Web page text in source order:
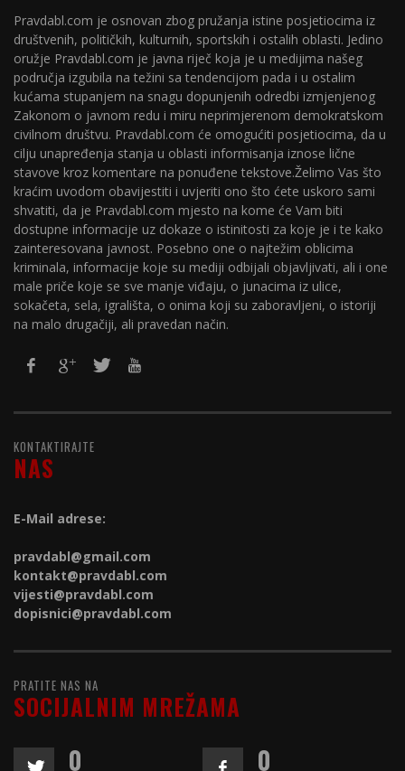
Pravdabl.com je osnovan zbog pružanja istine posjetiocima iz
društvenih, političkih, kulturnih, sportskih i ostalih oblasti. Jedino
oružje Pravdabl.com je javna riječ koja je u medijima našeg
područja izgubila na težini sa tendencijom pada i u ostalim
kućama stupanjem na snagu dopunjenih odredbi izmjenjenog
Zakonom o javnom redu i miru neprimjerenom demokratskom
civilnom društvu. Pravdabl.com će omogućiti posjetiocima, da u
cilju unapređenja stanja u oblasti informisanja iznose lične
stavove kroz komentare na ponuđene tekstove.Želimo Vas što
kraćim uvodom obavijestiti i uvjeriti ono što ćete uskoro sami
shvatiti, da je Pravdabl.com mjesto na kome će Vam biti
dostupne informacije uz dokaze o istinitosti za koje je i te kako
zainteresovana javnost. Posebno one o najtežim oblicima
kriminala, informacije koje su mediji odbijali objavljivati, ali i one
male priče koje se sve manje viđaju, o junacima iz ulice,
sokačeta, sela, igrališta, o onima koji su zaboravljeni, o istoriji
na malo drugačiji, ali pravedan način.
KONTAKTIRAJTE
NAS
E-Mail adrese:
pravdabl@gmail.com
kontakt@pravdabl.com
vijesti@pravdabl.com
dopisnici@pravdabl.com
PRATITE NAS NA
SOCIJALNIM MREŽAMA
0 0